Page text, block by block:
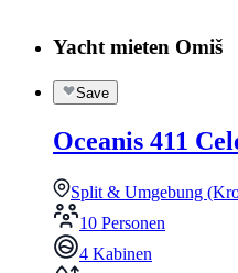
Yacht mieten Omiš
Save
Oceanis 411
Split & Umgebung
10 Personen
4 Kabinen